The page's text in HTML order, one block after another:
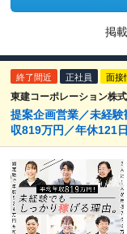
掲
終了間近 正社員 面接
東建コーポレーション株
提案企画営業／未経
収819万円／年休121